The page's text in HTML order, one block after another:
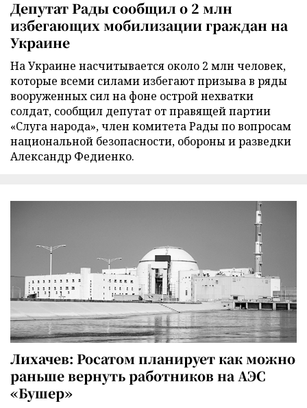
Депутат Рады сообщил о 2 млн
избегающих мобилизации граждан на
Украине
На Украине насчитывается около 2 млн человек,
которые всеми силами избегают призыва в ряды
вооруженных сил на фоне острой нехватки
солдат, сообщил депутат от правящей партии
«Слуга народа», член комитета Рады по вопросам
национальной безопасности, обороны и разведки
Александр Федиенко.
Лихачев: Росатом планирует как можно
раньше вернуть работников на АЭС
«Бушер»